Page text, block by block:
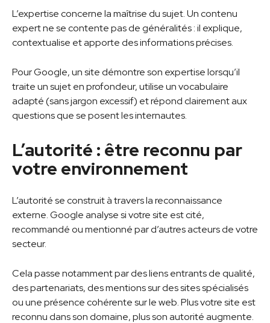
L’expertise concerne la maîtrise du sujet. Un contenu
expert ne se contente pas de généralités : il explique,
contextualise et apporte des informations précises.
Pour Google, un site démontre son expertise lorsqu’il
traite un sujet en profondeur, utilise un vocabulaire
adapté (sans jargon excessif) et répond clairement aux
questions que se posent les internautes.
L’autorité : être reconnu par
votre environnement
L’autorité se construit à travers la reconnaissance
externe. Google analyse si votre site est cité,
recommandé ou mentionné par d’autres acteurs de votre
secteur.
Cela passe notamment par des liens entrants de qualité,
des partenariats, des mentions sur des sites spécialisés
ou une présence cohérente sur le web. Plus votre site est
reconnu dans son domaine, plus son autorité augmente.